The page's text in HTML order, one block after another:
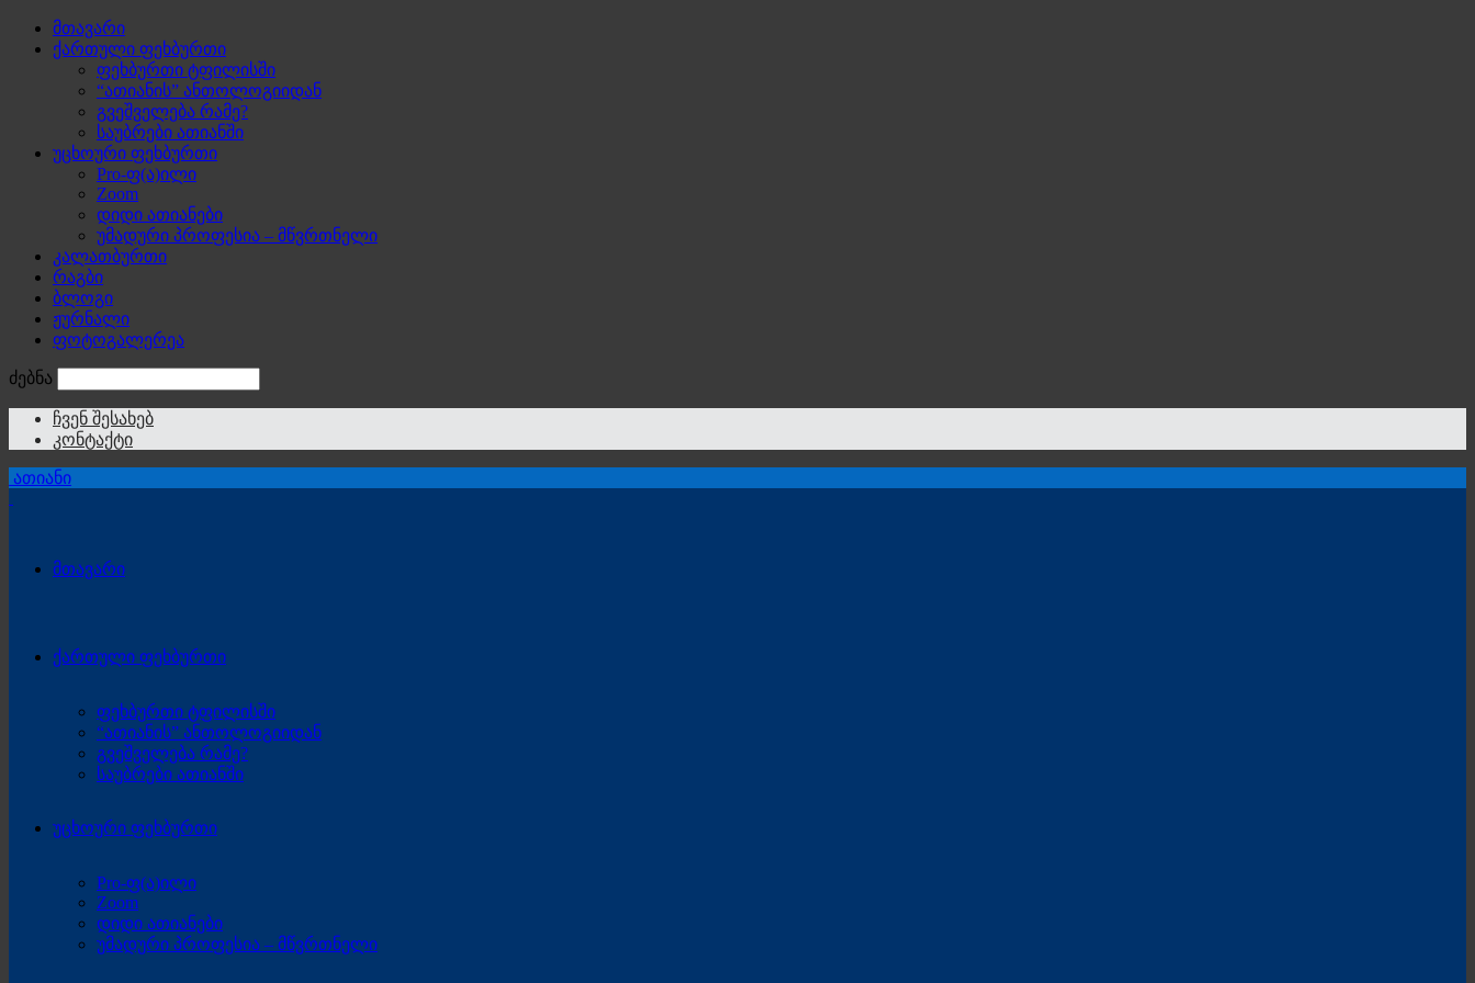
მთავარი
ქართული ფეხბურთი
ფეხბურთი ტფილისში
“ათიანის” ანთოლოგიიდან
გვეშველება რამე?
საუბრები ათიანში
უცხოური ფეხბურთი
Pro-ფ(ა)ილი
Zoom
დიდი ათიანები
უმადური პროფესია – მწვრთნელი
კალათბურთი
რაგბი
ბლოგი
ჟურნალი
ფოტოგალერეა
ძებნა
ჩვენ შესახებ
კონტაქტი
ათიანი
მთავარი
ქართული ფეხბურთი
ფეხბურთი ტფილისში
“ათიანის” ანთოლოგიიდან
გვეშველება რამე?
საუბრები ათიანში
უცხოური ფეხბურთი
Pro-ფ(ა)ილი
Zoom
დიდი ათიანები
უმადური პროფესია – მწვრთნელი